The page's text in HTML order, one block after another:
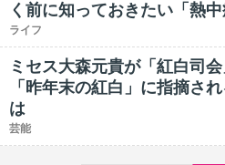
く前に知っておきたい「熱
ライフ
ミセス大森元貴が「紅白司
「昨年末の紅白」に指摘さ
は
芸能